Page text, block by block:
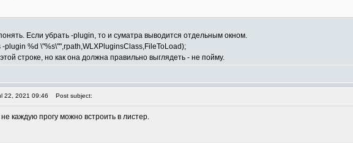
Если убрать -plugin, то и суматра выводится отдельным окном.
plugin %d \"%s\"",rpath,WLXPluginsClass,FileToLoad);
строке, но как она должна правильно выглядеть - не пойму.
22, 2021 09:46 Post subject:
каждую прогу можно встроить в листер.